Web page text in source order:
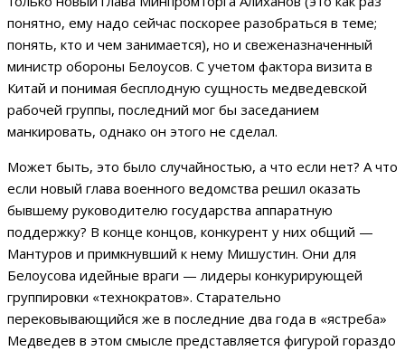
понятно, ему надо сейчас поскорее разобраться в теме;
понять, кто и чем занимается), но и свеженазначенный
министр обороны Белоусов. С учетом фактора визита в
Китай и понимая бесплодную сущность медведевской
рабочей группы, последний мог бы заседанием
манкировать, однако он этого не сделал.
Может быть, это было случайностью, а что если нет? А что
если новый глава военного ведомства решил оказать
бывшему руководителю государства аппаратную
поддержку? В конце концов, конкурент у них общий —
Мантуров и примкнувший к нему Мишустин. Они для
Белоусова идейные враги — лидеры конкурирующей
группировки «технократов». Старательно
перековывающийся же в последние два года в «ястреба»
Медведев в этом смысле представляется фигурой гораздо